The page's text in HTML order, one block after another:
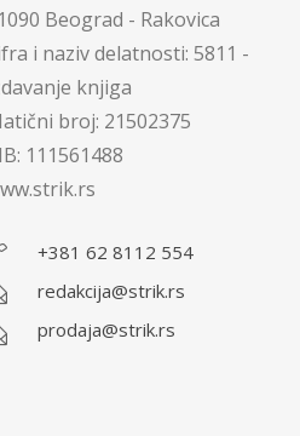
Beograd - Rakovica
i naziv delatnosti: 5811 -
knjiga
broj: 21502375
111561488
+381 62 8112 554
redakcija@strik.rs
prodaja@strik.rs